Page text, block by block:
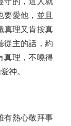
愛他，並且
真理又肯按真
從主的話，約
真理，不曉得
神。
有熱心敬拜事